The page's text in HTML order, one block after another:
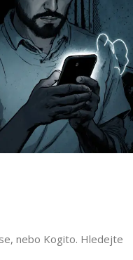
nebo Kogito. Hledejte